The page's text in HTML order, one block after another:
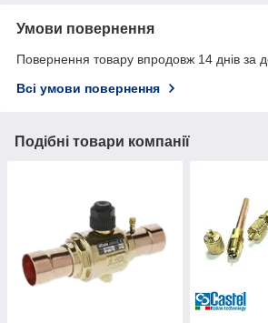
Умови повернення
Повернення товару впродовж 14 днів за
Всі умови повернення
Подібні товари компанії